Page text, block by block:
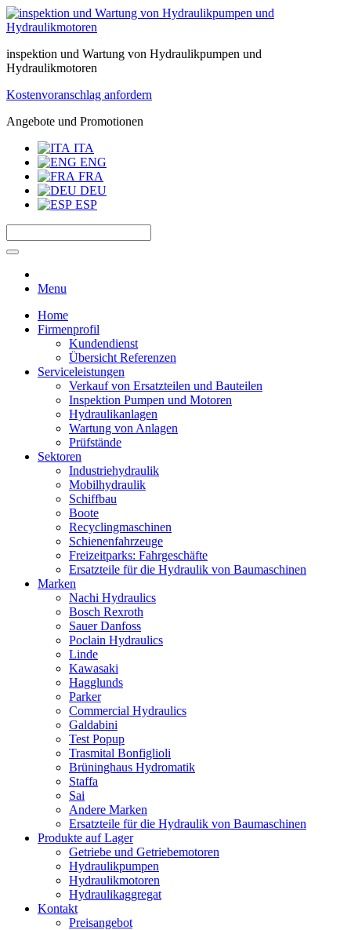
inspektion und Wartung von Hydraulikpumpen und
Hydraulikmotoren
Kostenvoranschlag anfordern
Angebote und Promotionen
ITA
ENG
FRA
DEU
ESP
Menu
Home
Firmenprofil
Kundendienst
Übersicht Referenzen
Serviceleistungen
Verkauf von Ersatzteilen und Bauteilen
Inspektion Pumpen und Motoren
Hydraulikanlagen
Wartung von Anlagen
Prüfstände
Sektoren
Industriehydraulik
Mobilhydraulik
Schiffbau
Boote
Recyclingmaschinen
Schienenfahrzeuge
Freizeitparks: Fahrgeschäfte
Ersatzteile für die Hydraulik von Baumaschinen
Marken
Nachi Hydraulics
Bosch Rexroth
Sauer Danfoss
Poclain Hydraulics
Linde
Kawasaki
Hagglunds
Parker
Commercial Hydraulics
Galdabini
Test Popup
Trasmital Bonfiglioli
Brüninghaus Hydromatik
Staffa
Sai
Andere Marken
Ersatzteile für die Hydraulik von Baumaschinen
Produkte auf Lager
Getriebe und Getriebemotoren
Hydraulikpumpen
Hydraulikmotoren
Hydraulikaggregat
Kontakt
Preisangebot